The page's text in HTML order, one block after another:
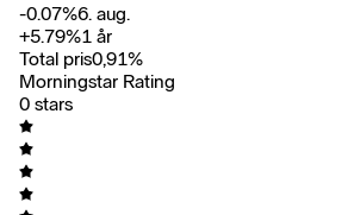
-0.07%6. aug.
+5.79%1 år
Total pris0,91%
Morningstar Rating
0 stars